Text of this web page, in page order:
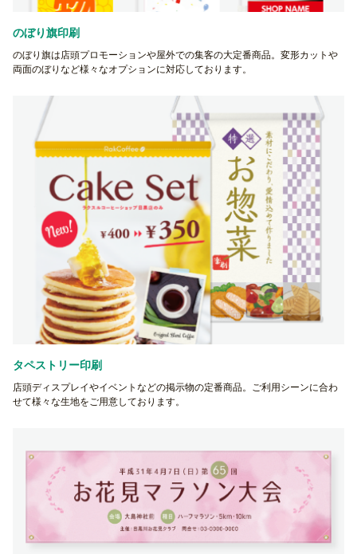
のぼり旗印刷
のぼり旗は店頭プロモーションや屋外での集客の大定番商品。変形カットや
両面のぼりなど様々なオプションに対応しております。
タペストリー印刷
店頭ディスプレイやイベントなどの掲示物の定番商品。ご利用シーンに合わ
せて様々な生地をご用意しております。